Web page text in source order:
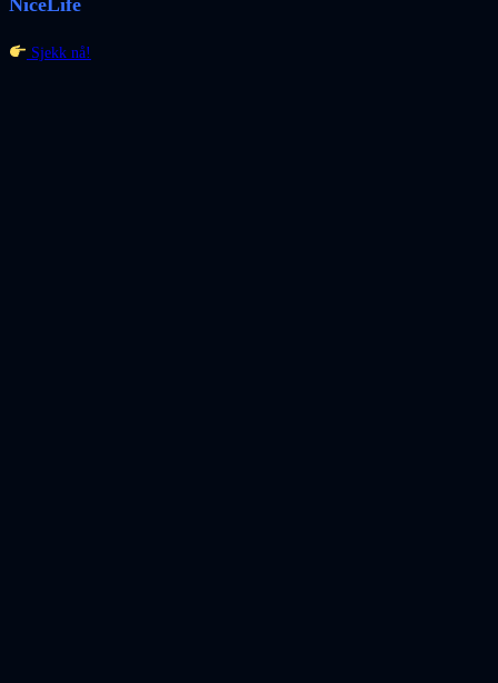
NiceLife
Sjekk nå!